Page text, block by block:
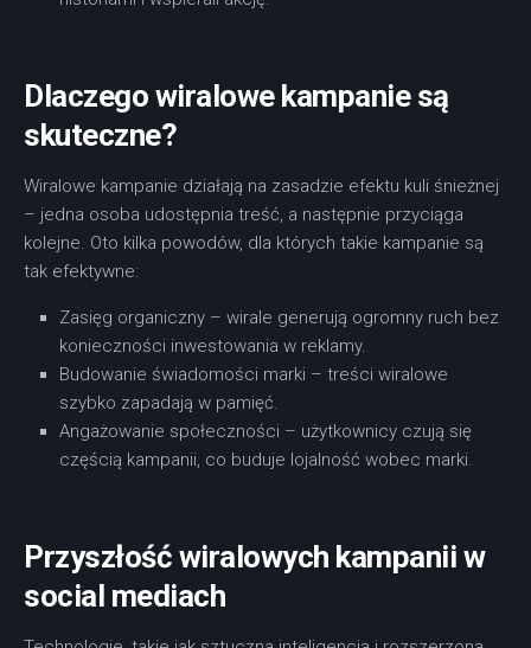
Dlaczego wiralowe kampanie są
skuteczne?
Wiralowe kampanie działają na zasadzie efektu kuli śnieżnej
– jedna osoba udostępnia treść, a następnie przyciąga
kolejne. Oto kilka powodów, dla których takie kampanie są
tak efektywne:
Zasięg organiczny – wirale generują ogromny ruch bez
konieczności inwestowania w reklamy.
Budowanie świadomości marki – treści wiralowe
szybko zapadają w pamięć.
Angażowanie społeczności – użytkownicy czują się
częścią kampanii, co buduje lojalność wobec marki.
Przyszłość wiralowych kampanii w
social mediach